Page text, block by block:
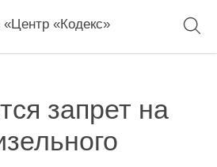
«Кодекс»
запрет на